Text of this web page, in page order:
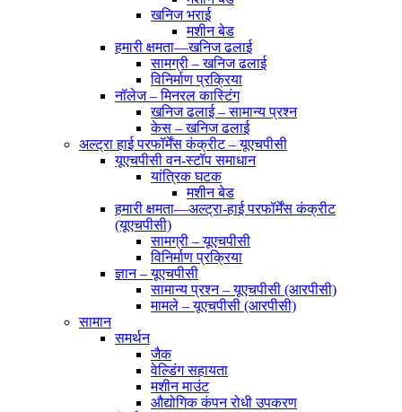
खनिज भराई
मशीन बेड
हमारी क्षमता—खनिज ढलाई
सामग्री – खनिज ढलाई
विनिर्माण प्रक्रिया
नॉलेज – मिनरल कास्टिंग
खनिज ढलाई – सामान्य प्रश्न
केस – खनिज ढलाई
अल्ट्रा हाई परफॉर्मेंस कंक्रीट – यूएचपीसी
यूएचपीसी वन-स्टॉप समाधान
यांत्रिक घटक
मशीन बेड
हमारी क्षमता—अल्ट्रा-हाई परफॉर्मेंस कंक्रीट
(यूएचपीसी)
सामग्री – यूएचपीसी
विनिर्माण प्रक्रिया
ज्ञान – यूएचपीसी
सामान्य प्रश्न – यूएचपीसी (आरपीसी)
मामले – यूएचपीसी (आरपीसी)
सामान
समर्थन
जैक
वेल्डिंग सहायता
मशीन माउंट
औद्योगिक कंपन रोधी उपकरण